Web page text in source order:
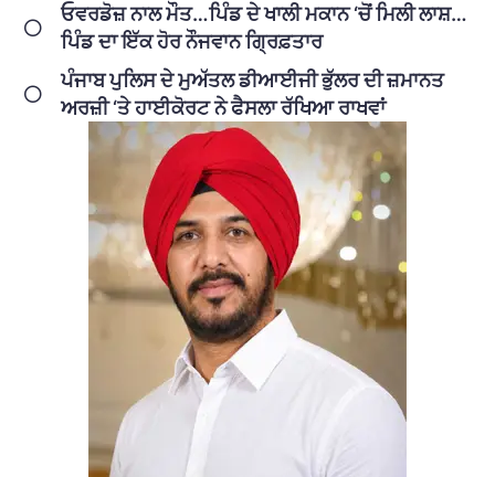
ਓਵਰਡੋਜ਼ ਨਾਲ ਮੌਤ…ਪਿੰਡ ਦੇ ਖਾਲੀ ਮਕਾਨ ‘ਚੋਂ ਮਿਲੀ ਲਾਸ਼…
ਪਿੰਡ ਦਾ ਇੱਕ ਹੋਰ ਨੌਜਵਾਨ ਗ੍ਰਿਫ਼ਤਾਰ
ਪੰਜਾਬ ਪੁਲਿਸ ਦੇ ਮੁਅੱਤਲ ਡੀਆਈਜੀ ਭੁੱਲਰ ਦੀ ਜ਼ਮਾਨਤ
ਅਰਜ਼ੀ ‘ਤੇ ਹਾਈਕੋਰਟ ਨੇ ਫੈਸਲਾ ਰੱਖਿਆ ਰਾਖਵਾਂ